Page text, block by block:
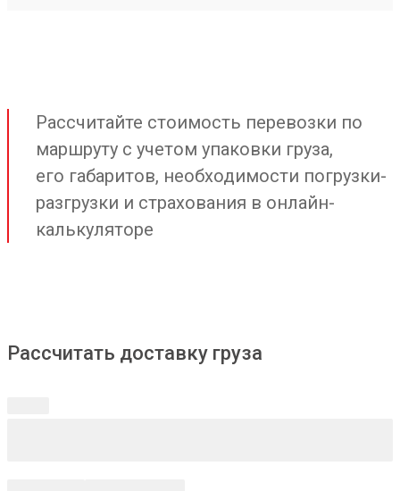
Рассчитайте стоимость перевозки по
маршруту с учетом упаковки груза,
его габаритов, необходимости погрузки-
разгрузки и страхования в онлайн-
калькуляторе
Рассчитать доставку груза